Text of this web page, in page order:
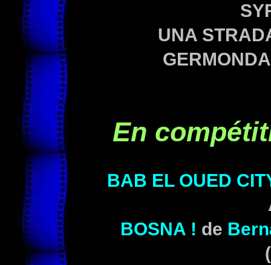
UNA
En
BAB EL OUED
BOSNA ! de